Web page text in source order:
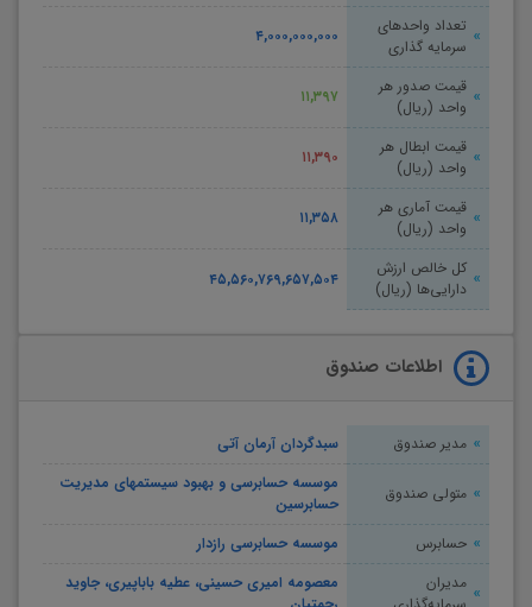
تعداد واحدهای
سرمایه گذاری
۴,۰۰۰,۰۰۰,۰۰۰
قیمت صدور هر
واحد (ریال)
۱۱,۳۹۷
قیمت ابطال هر
واحد (ریال)
۱۱,۳۹۰
قیمت آماری هر
واحد (ریال)
۱۱,۳۵۸
کل خالص ارزش
دارایی‌ها (ریال)
۴۵,۵۶۰,۷۶۹,۶۵۷,۵۰۴
اطلاعات صندوق
مدیر صندوق سبدگردان آرمان آتی
متولی صندوق
موسسه حسابرسی و بهبود سیستمهای مدیریت
حسابرسین
حسابرس
موسسه حسابرسی رازدار
مدیران
معصومه امیری حسینی، عطیه باباپیری، جاوید